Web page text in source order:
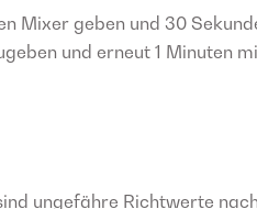
Mixer geben und 30
und erneut 1 Minuten
ungefähre Richtwerte